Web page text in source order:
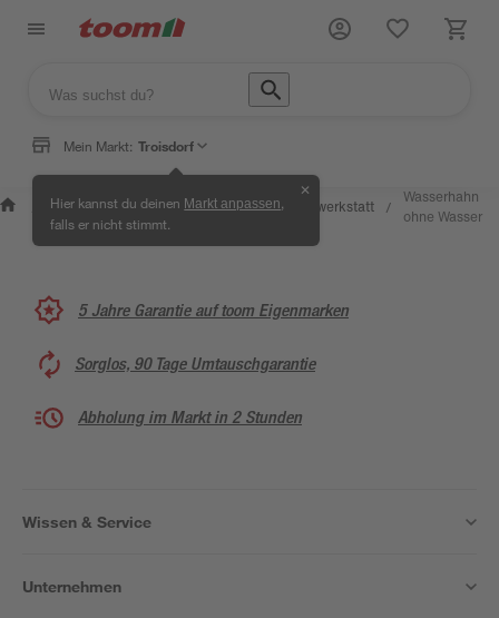
Mein Markt: Troisdorf
Hier kannst du deinen Markt anpassen
falls er nicht stimmt.
✕
Wissen &
Service
/
Selbermachen
& Ratgeber
/ Kreativwerkstatt /
Wasserhahn
ohne Wasser
5 Jahre Garantie auf toom Eigenmarken
Sorglos, 90 Tage Umtauschgarantie
Abholung im Markt in 2 Stunden
Wissen & Service
Unternehmen